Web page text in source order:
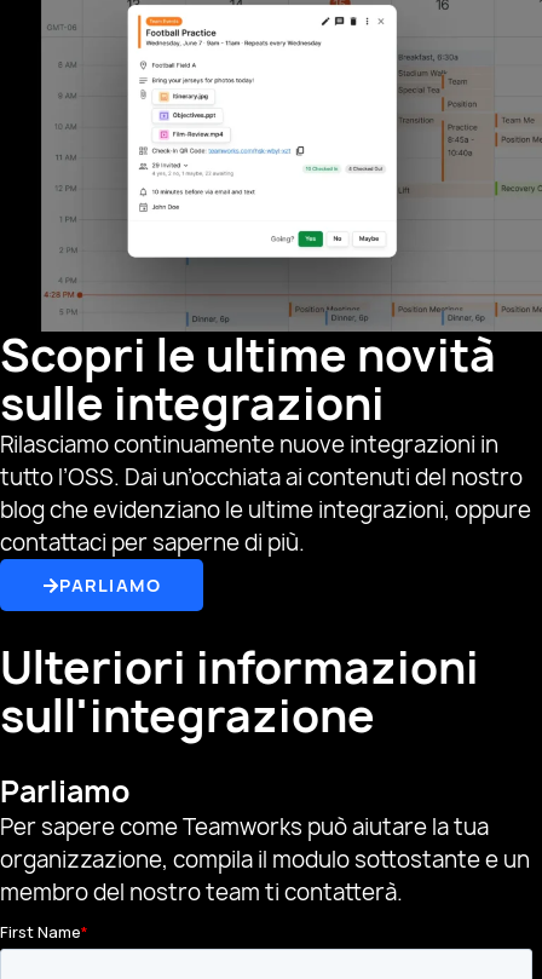
Scopri le ultime novità
sulle integrazioni
Rilasciamo continuamente nuove integrazioni in
tutto l’OSS. Dai un’occhiata ai contenuti del nostro
blog che evidenziano le ultime integrazioni, oppure
contattaci per saperne di più.
PARLIAMO
Ulteriori informazioni
sull'integrazione
Parliamo
Per sapere come Teamworks può aiutare la tua
organizzazione, compila il modulo sottostante e un
membro del nostro team ti contatterà.